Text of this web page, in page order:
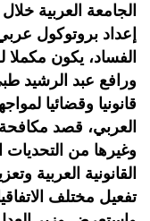
الجامعة العربية
إعداد بروتوكول
الفساد، يكون مكملا
ورافع عبد الرشيد
قانونيا وقضائيا
العربي، قصد
وغيرها من
القانونية العربية
تفعيل مختلف